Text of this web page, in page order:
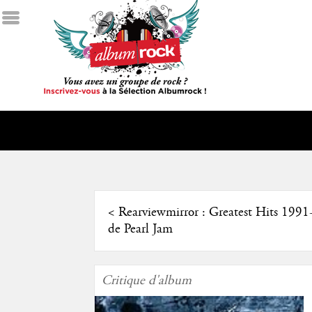
< Rearviewmirror : Greatest Hits
de Pearl Jam
Critique d'album